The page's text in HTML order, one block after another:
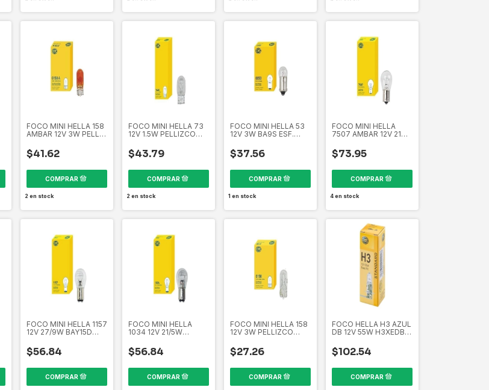
FOCO MINI HELLA 158
AMBAR 12V 3W PELL.
358265101
$41.62
2 en stock
FOCO MINI HELLA 73
12V 1.5W PELLIZCO
358265051
$43.79
2 en stock
FOCO MINI HELLA 53
12V 3W BA9S ESF.
358265011
$37.56
1 en stock
FOCO MINI HELLA
7507 AMBAR 12V 21W
EL7507A 358261671
$73.95
4en stock
FOCO MINI HELLA 1157
12V 27/9W BAY15D
358261641
$56.84
FOCO MINI HELLA
1034 12V 21/5W
PIEZAS EL1034
358261621
$56.84
FOCO MINI HELLA 158
12V 3W PELLIZCO
358261601
$27.26
FOCO HELLA H3 AZUL
DB 12V 55W H3XEDB
$102.54